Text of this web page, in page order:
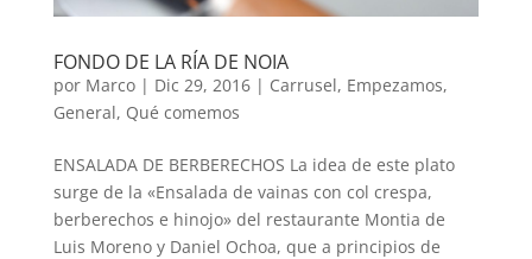
FONDO DE LA RÍA DE NOIA
por Marco| Dic 29, 2016| Carrusel, Empezamos,
General, Qué comemos
ENSALADA DE BERBERECHOS La idea de este plato
surge de la «Ensalada de vainas con col crespa,
berberechos e hinojo» del restaurante Montia de
Luis Moreno y Daniel Ochoa, que a principios de